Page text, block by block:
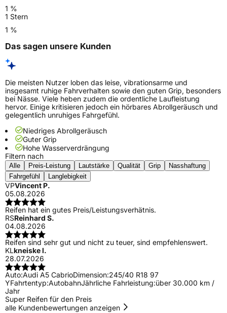
1 %
1 Stern
1 %
Das sagen unsere Kunden
Die meisten Nutzer loben das leise, vibrationsarme und
insgesamt ruhige Fahrverhalten sowie den guten Grip, besonders
bei Nässe. Viele heben zudem die ordentliche Laufleistung
hervor. Einige kritisieren jedoch ein hörbares Abrollgeräusch und
gelegentlich unruhiges Fahrgefühl.
Niedriges Abrollgeräusch
Guter Grip
Hohe Wasserverdrängung
Filtern nach
Alle Preis-Leistung Lautstärke Qualität Grip
Nasshaftung
Fahrgefühl
Langlebigkeit
VPVincent P.
05.08.2026
Reifen hat ein gutes Preis/Leistungsverhätnis.
RSReinhard S.
04.08.2026
Reifen sind sehr gut und nicht zu teuer, sind empfehlenswert.
KLkneiske l.
28.07.2026
Auto:Audi A5 CabrioDimension:245/40 R18 97
YFahrtentyp:AutobahnJährliche Fahrleistung:über 30.000 km /
Jahr
Super Reifen für den Preis
alle Kundenbewertungen anzeigen